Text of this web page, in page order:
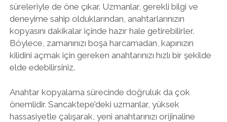
süreleriyle de öne çıkar. Uzmanlar, gerekli bilgi ve
deneyime sahip olduklarından, anahtarlarınızın
kopyasını dakikalar içinde hazır hale getirebilirler.
Böylece, zamanınızı boşa harcamadan, kapınızın
kilidini açmak için gereken anahtarınızı hızlı bir şekilde
elde edebilirsiniz.
Anahtar kopyalama sürecinde doğruluk da çok
önemlidir. Sancaktepe’deki uzmanlar, yüksek
hassasiyetle çalışarak, yeni anahtarınızı orijinaline